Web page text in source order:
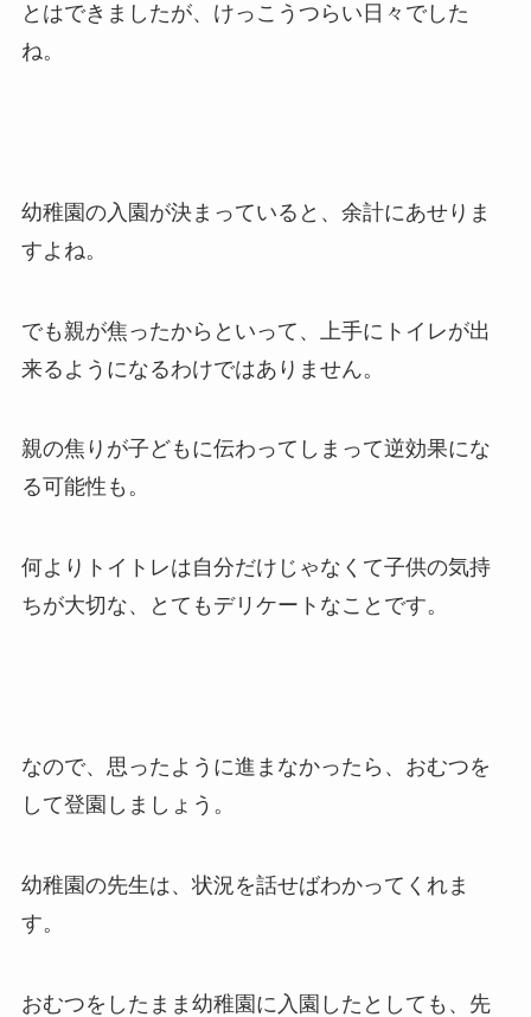
とはできましたが、けっこうつらい日々でした
ね。
幼稚園の入園が決まっていると、余計にあせりま
すよね。
でも親が焦ったからといって、上手にトイレが出
来るようになるわけではありません。
親の焦りが子どもに伝わってしまって逆効果にな
る可能性も。
何よりトイトレは自分だけじゃなくて子供の気持
ちが大切な、とてもデリケートなことです。
なので、思ったように進まなかったら、おむつを
して登園しましょう。
幼稚園の先生は、状況を話せばわかってくれま
す。
おむつをしたまま幼稚園に入園したとしても、先